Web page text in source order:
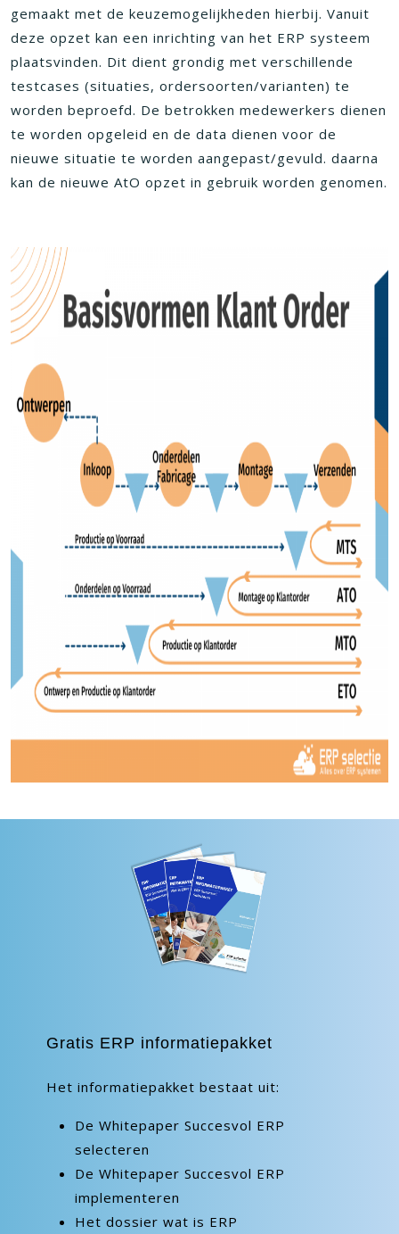
gemaakt met de keuzemogelijkheden hierbij. Vanuit
deze opzet kan een inrichting van het ERP systeem
plaatsvinden. Dit dient grondig met verschillende
testcases (situaties, ordersoorten/varianten) te
worden beproefd. De betrokken medewerkers dienen
te worden opgeleid en de data dienen voor de
nieuwe situatie te worden aangepast/gevuld. daarna
kan de nieuwe AtO opzet in gebruik worden genomen.
Gratis ERP informatiepakket
Het informatiepakket bestaat uit:
De Whitepaper Succesvol ERP
selecteren
De Whitepaper Succesvol ERP
implementeren
Het dossier wat is ERP